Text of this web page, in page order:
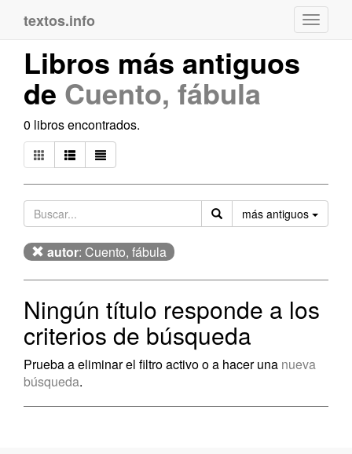
textos.info
Libros más antiguos
de Cuento, fábula
0 libros encontrados.
más antiguos
autor: Cuento, fábula
Ningún título responde a los
criterios de búsqueda
Prueba a eliminar el filtro activo o a hacer una nueva
búsqueda.